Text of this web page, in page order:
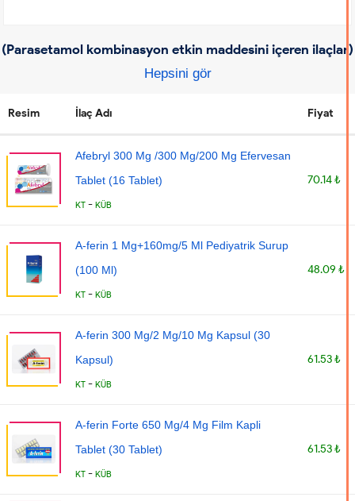
(Parasetamol kombinasyon etkin maddesini içeren ilaçlar)
Hepsini gör
Resim İlaç Adı Fiyat
Afebryl 300 Mg /300 Mg/200 Mg Efervesan
Tablet (16 Tablet)
KT - KÜB
70.14 ₺
A-ferin 1 Mg+160mg/5 Ml Pediyatrik Surup
(100 Ml)
KT - KÜB
48.09 ₺
A-ferin 300 Mg/2 Mg/10 Mg Kapsul (30
Kapsul)
KT - KÜB
61.53 ₺
A-ferin Forte 650 Mg/4 Mg Film Kapli
Tablet (30 Tablet)
KT - KÜB
61.53 ₺